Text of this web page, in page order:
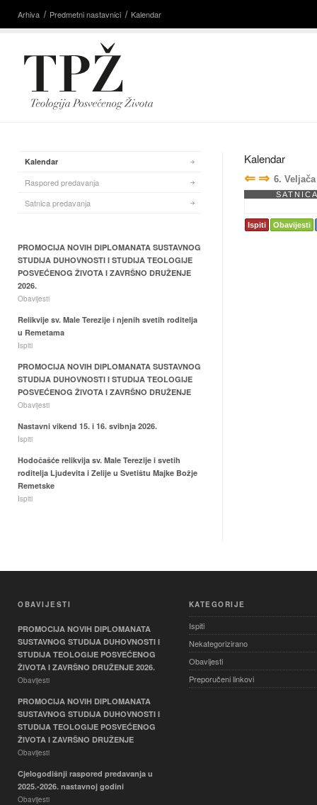
Arhiva Predmetni nastavnici Kalendar
Kalendar
⇐ ⇒ 6. Veljača
Ispiti Obavijesti
Kalendar
Raspored predavanja
Satnica predavanja
PROMOCIJA NOVIH DIPLOMANATA SUSTAVNOG
STUDIJA DUHOVNOSTI I STUDIJA TEOLOGIJE
POSVEĆENOG ŽIVOTA I ZAVRŠNO DRUŽENJE
2026.
Obavijesti
Relikvije sv. Male Terezije i njenih svetih roditelja
u Remetama
Ispiti
PROMOCIJA NOVIH DIPLOMANATA SUSTAVNOG
STUDIJA DUHOVNOSTI I STUDIJA TEOLOGIJE
POSVEĆENOG ŽIVOTA I ZAVRŠNO DRUŽENJE
Obavijesti
Nastavni vikend 15. i 16. svibnja 2026.
Ispiti
Hodočašće relikvija sv. Male Terezije i svetih
roditelja Ljudevita i Zelije u Svetištu Majke Božje
Remetske
Ispiti
OBAVIJESTI
PROMOCIJA NOVIH DIPLOMANATA
SUSTAVNOG STUDIJA DUHOVNOSTI I
STUDIJA TEOLOGIJE POSVEĆENOG
ŽIVOTA I ZAVRŠNO DRUŽENJE 2026.
Obavijesti
PROMOCIJA NOVIH DIPLOMANATA
SUSTAVNOG STUDIJA DUHOVNOSTI I
STUDIJA TEOLOGIJE POSVEĆENOG
ŽIVOTA I ZAVRŠNO DRUŽENJE
Obavijesti
Cjelogodišnji raspored predavanja u
2025.-2026. nastavnoj godini
Obavijesti
KATEGORIJE
Ispiti
Nekategorizirano
Obavijesti
Preporučeni linkovi